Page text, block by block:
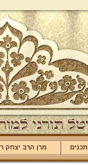
תכנים מרן הרב יצחק